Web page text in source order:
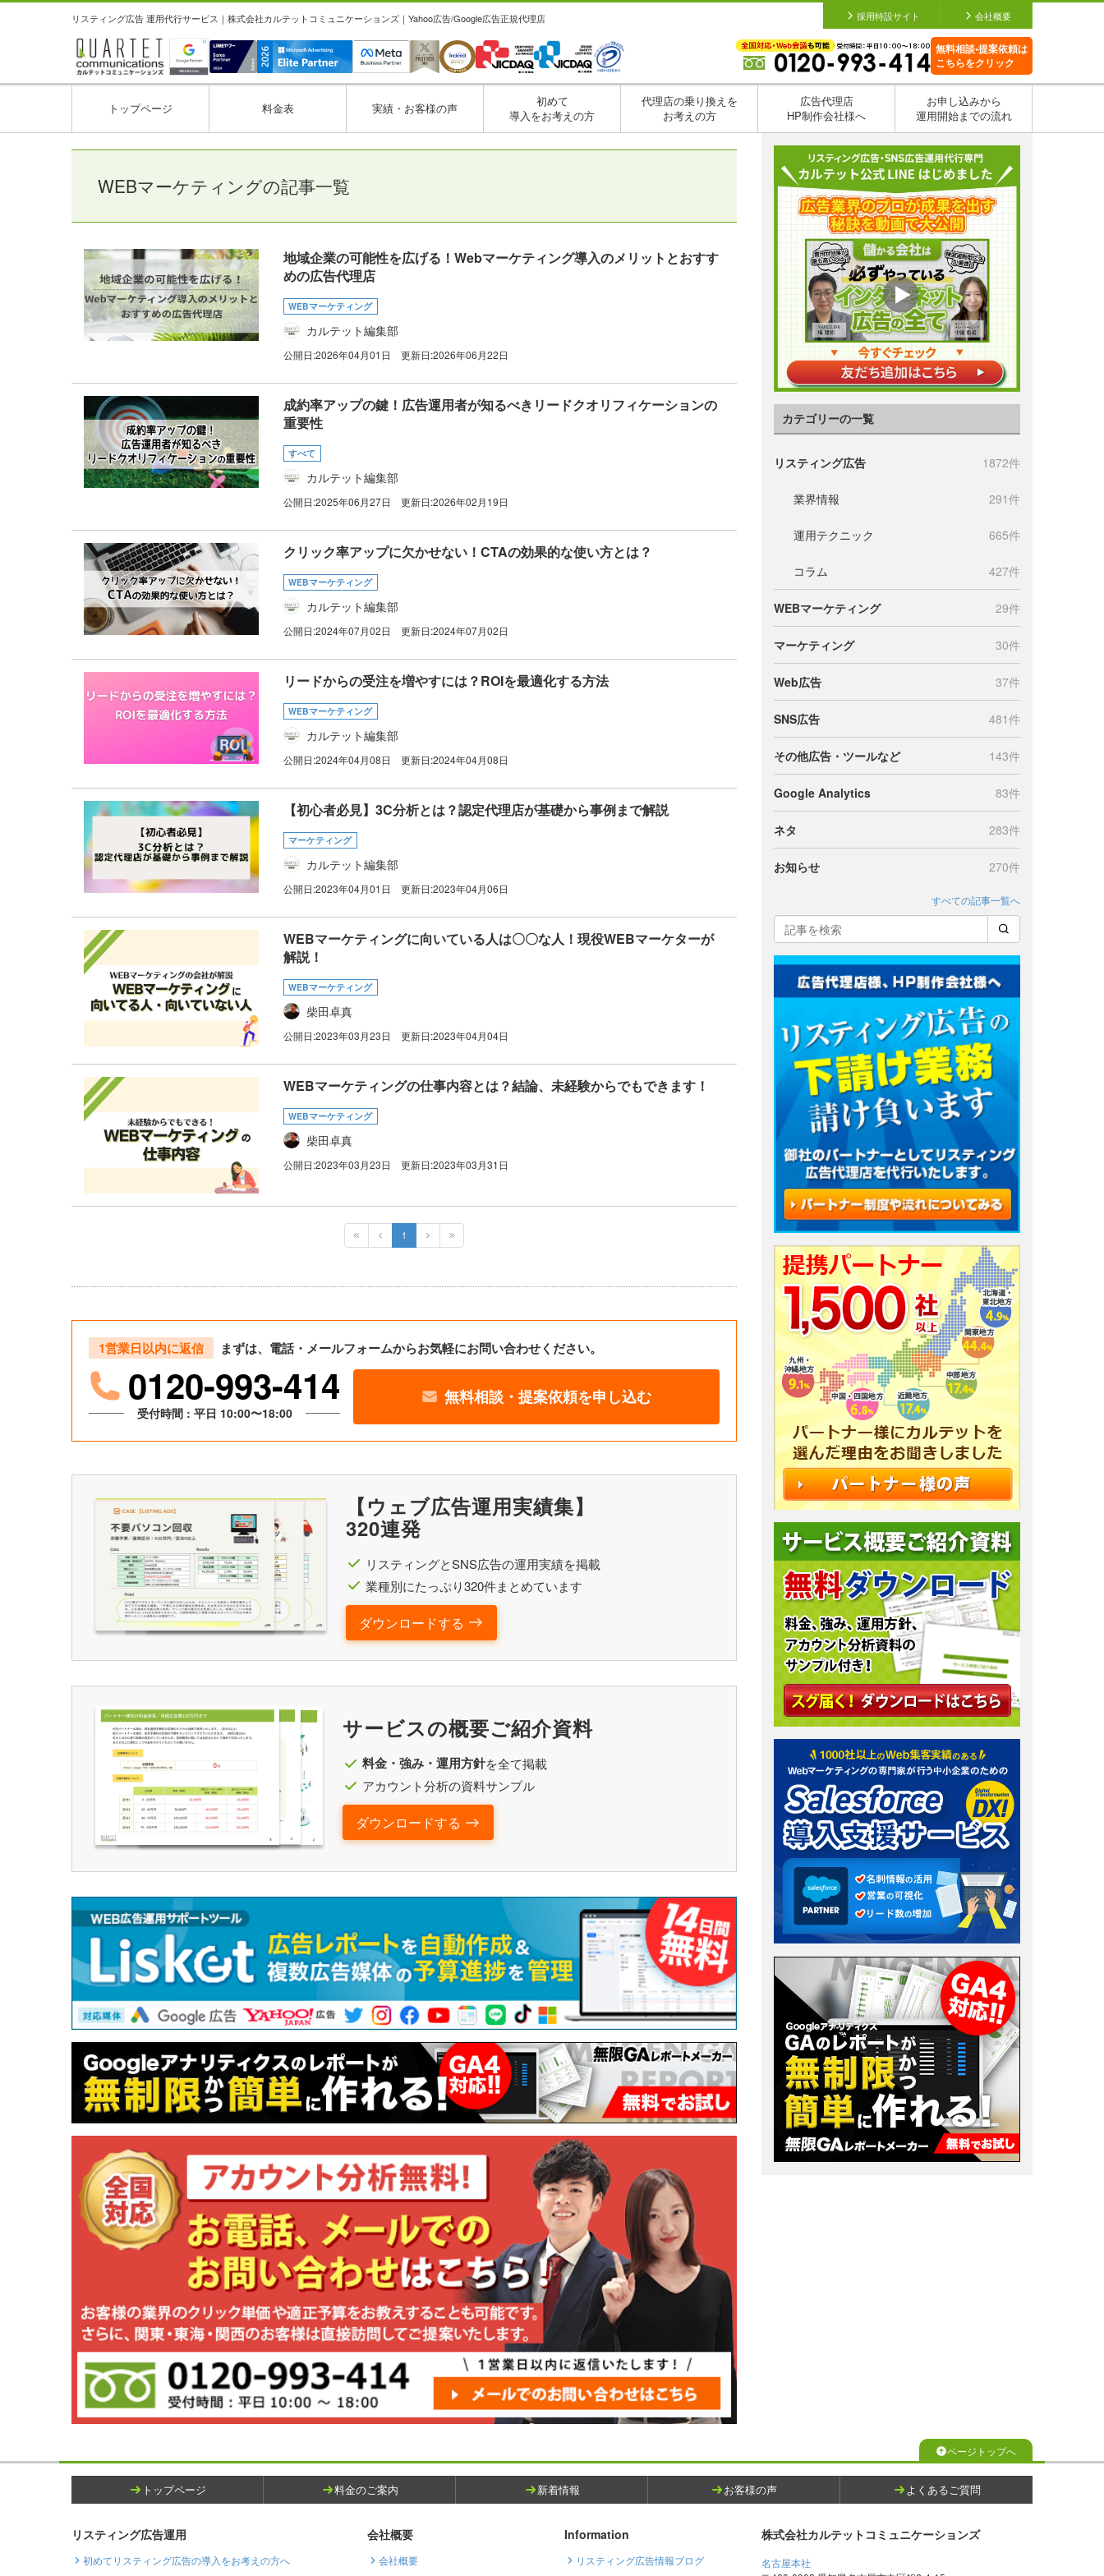
リスティング広告 運用代行サービス｜株式会社カルテットコミュニケーションズ｜Yahoo広告/Google広告正規代理店 採用特設サイト 会社概要
無料相談•提案依頼は
こちらをクリック
トップページ 料金表 実績・お客様の声
初めて
導入をお考えの方
代理店の乗り換えを
お考えの方
広告代理店
HP制作会社様へ
お申し込みから
運用開始までの流れ
WEBマーケティングの記事一覧
地域企業の可能性を広げる！Webマーケティング導入のメリットとおすす
めの広告代理店
WEBマーケティング
カルテット編集部
公開日:2026年04月01日 更新日:2026年06月22日
成約率アップの鍵！広告運用者が知るべきリードクオリフィケーションの
重要性
すべて
カルテット編集部
公開日:2025年06月27日 更新日:2026年02月19日
クリック率アップに欠かせない！CTAの効果的な使い方とは？
WEBマーケティング
カルテット編集部
公開日:2024年07月02日 更新日:2024年07月02日
リードからの受注を増やすには？ROIを最適化する方法
WEBマーケティング
カルテット編集部
公開日:2024年04月08日 更新日:2024年04月08日
【初心者必見】3C分析とは？認定代理店が基礎から事例まで解説
マーケティング
カルテット編集部
公開日:2023年04月01日 更新日:2023年04月06日
WEBマーケティングに向いている人は〇〇な人！現役WEBマーケターが
解説！
WEBマーケティング
柴田卓真
公開日:2023年03月23日 更新日:2023年04月04日
WEBマーケティングの仕事内容とは？結論、未経験からでもできます！
WEBマーケティング
柴田卓真
公開日:2023年03月23日 更新日:2023年03月31日
1
1営業日以内に返信 まずは、電話・メールフォームからお気軽にお問い合わせください。
0120-993-414
受付時間 : 平日 10:00〜18:00
無料相談・提案依頼を申し込む
【ウェブ広告運用実績集】
320連発
リスティングとSNS広告の運用実績を掲載
業種別にたっぷり320件まとめています
ダウンロードする
サービスの概要ご紹介資料
料金・強み・運用方針を全て掲載
アカウント分析の資料サンプル
ダウンロードする
カテゴリーの一覧
リスティング広告 1872件
業界情報 291件
運用テクニック 665件
コラム 427件
WEBマーケティング 29件
マーケティング 30件
Web広告 37件
SNS広告 481件
その他広告・ツールなど 143件
Google Analytics 83件
ネタ 283件
お知らせ 270件
すべての記事一覧へ
ページトップへ
トップページ 料金のご案内 新着情報 お客様の声 よくあるご質問
リスティング広告運用
初めてリスティング広告の導入をお考えの方へ
会社概要
会社概要
Information
リスティング広告情報ブログ
株式会社カルテットコミュニケーションズ
名古屋本社